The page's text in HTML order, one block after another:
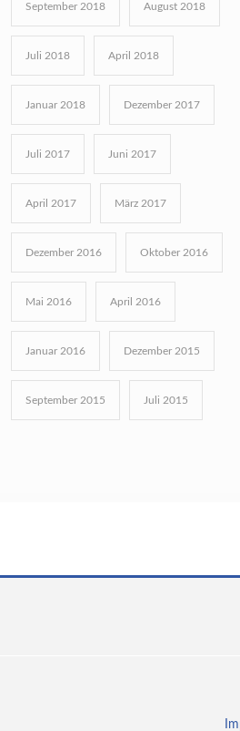
September 2018 August 2018
Juli 2018 April 2018
Januar 2018 Dezember 2017
Juli 2017 Juni 2017
April 2017 März 2017
Dezember 2016 Oktober 2016
Mai 2016 April 2016
Januar 2016 Dezember 2015
September 2015 Juli 2015